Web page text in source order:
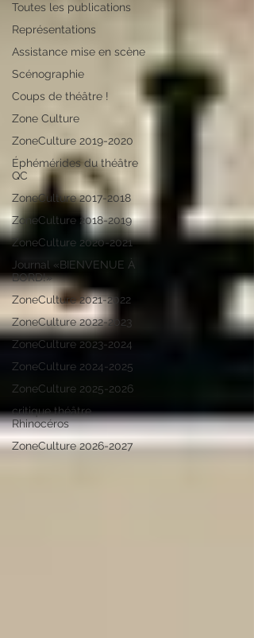
Toutes les publications
Représentations
Assistance mise en scène
Scénographie
Coups de théâtre !
Zone Culture
ZoneCulture 2019-2020
Éphémérides du théâtre
QC
ZoneCulture 2017-2018
ZoneCulture 2018-2019
ZoneCulture 2020-2021
Journal «BIENVENUE À
BORD!»
ZoneCulture 2021-2022
ZoneCulture 2022-2023
ZoneCulture 2023-2024
ZoneCulture 2024-2025
ZoneCulture 2025-2026
critique théâtre
Rhinocéros
ZoneCulture 2026-2027